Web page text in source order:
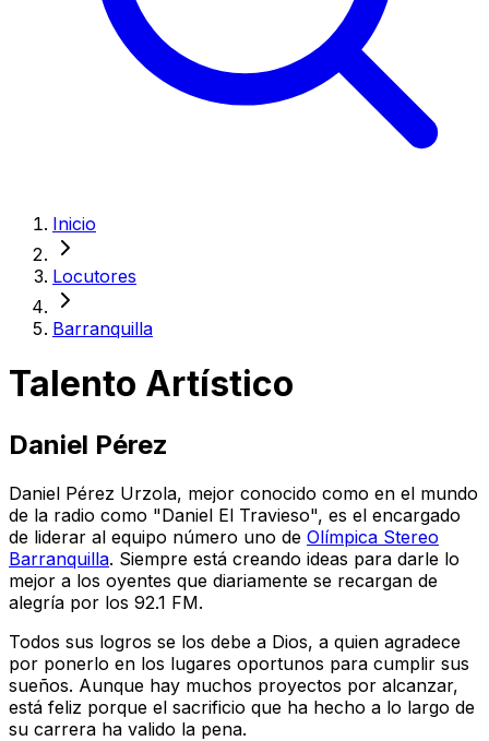
Inicio
Locutores
Barranquilla
Talento Artístico
Daniel Pérez
Daniel Pérez Urzola, mejor conocido como en el mundo
de la radio como "Daniel El Travieso", es el encargado
de liderar al equipo número uno de Olímpica Stereo
Barranquilla. Siempre está creando ideas para darle lo
mejor a los oyentes que diariamente se recargan de
alegría por los 92.1 FM.
Todos sus logros se los debe a Dios, a quien agradece
por ponerlo en los lugares oportunos para cumplir sus
sueños. Aunque hay muchos proyectos por alcanzar,
está feliz porque el sacrificio que ha hecho a lo largo de
su carrera ha valido la pena.